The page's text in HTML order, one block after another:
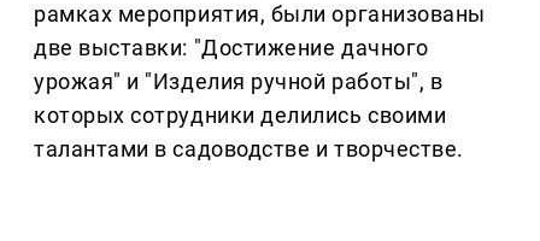
рамках мероприятия, были организованы
две выставки: "Достижение дачного
урожая" и "Изделия ручной работы", в
которых сотрудники делились своими
талантами в садоводстве и творчестве.